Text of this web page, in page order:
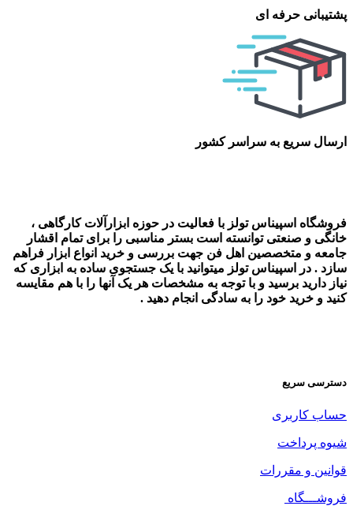
پشتیبانی حرفه ای
ارسال سریع به سراسر کشور
فروشگاه اسپیناس تولز با فعالیت در حوزه ابزارآلات کارگاهی ،
خانگی و صنعتی توانسته است بستر مناسبی را برای تمام اقشار
جامعه و متخصصین اهل فن جهت بررسی و خرید انواع ابزار فراهم
سازد . در اسپیناس تولز میتوانید با یک جستجوی ساده به ابزاری که
نیاز دارید برسید و با توجه به مشخصات هر یک آنها را با هم مقایسه
کنید و خرید خود را به سادگی انجام دهید .
دسترسی سریع
حساب کاربری
شیوه پرداخت
قوانین و مقررات
فروشـــگاه